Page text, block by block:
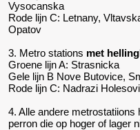
Vysocanska
Rode lijn C: Letnany,
Opatov
3. Metro stations met
Groene lijn A: Strasnicka
Gele lijn B Nove Butovice,
Rode lijn C: Nadrazi
4. Alle andere metrostatiions
perron die op hoger of lager